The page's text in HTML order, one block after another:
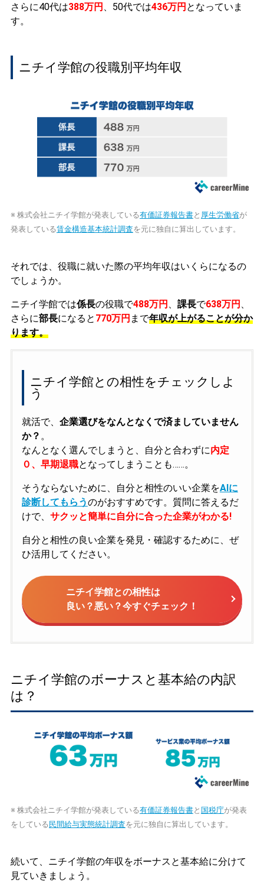
さらに40代は388万円 、50代では436万円 となっていま
す。
ニチイ学館の役職別平均年収
※ 株式会社ニチイ学館が発表している有価証券報告書と 厚生労働省が
発表している賃金構造基本統計調査を元に独自に算出しています。
それでは、役職に就いた際の平均年収はいくらになるの
でしょうか。
ニチイ学館では係長の役職で488万円 課長で638万円
さらに部長になると 770万円 まで年収が上がることが分か
ります。
ニチイ学館との相性をチェックしよ
う
就活で、 企業選びをなんとなくで済ましていません
か？ 。
なんとなく選んでしまうと、自分と合わずに内定
０、早期退職となってしまうことも……。
そうならないために、自分と相性のいい企業をAIに
診断してもらうのがおすすめです。質問に答えるだ
けで、 サクッと簡単に自分に合った企業がわかる!
自分と相性の良い企業を発見・確認するために、ぜ
ひ活用してください。
ニチイ学館との相性は
良い？悪い？今すぐチェック！
ニチイ学館のボーナスと基本給の内訳
は？
※ 株式会社ニチイ学館が発表している有価証券報告書と 国税庁が発表
をしている 民間給与実態統計調査を元に独自に算出しています。
続いて、ニチイ学館の年収をボーナスと基本給に分けて
見ていきましょう。